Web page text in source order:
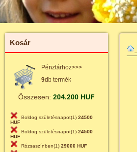
Kosár
Pénztárhoz>>>
9db termék
Összesen: 204.200 HUF
Boldog születésnapot(1) 24500
HUF
Boldog születésnapot(1) 24500
HUF
Rózsaszínben(1) 29000 HUF